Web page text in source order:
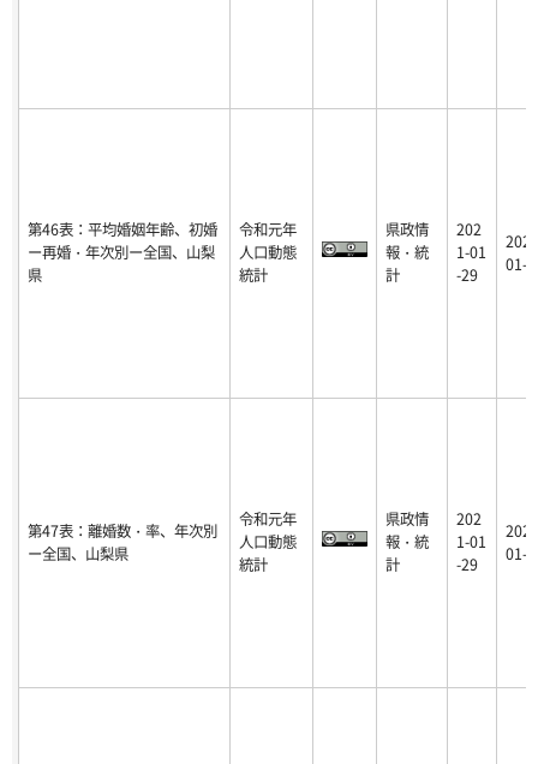
第46表：平均婚姻年齢、初婚
ー再婚・年次別ー全国、山梨
県
令和元年
人口動態
統計
県政情
報・統
計
202
1-01
-29
01-
第47表：離婚数・率、年次別
ー全国、山梨県
令和元年
人口動態
統計
県政情
報・統
計
202
1-01
-29
01-